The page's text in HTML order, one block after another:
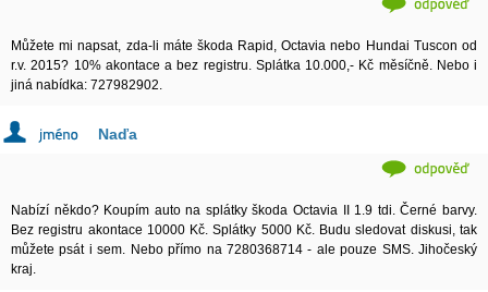
Můžete mi napsat, zda-li máte škoda Rapid, Octavia nebo Hundai Tuscon od
r.v. 2015? 10% akontace a bez registru. Splátka 10.000,- Kč měsíčně. Nebo i
jiná nabídka: 727982902.
Naďa
Nabízí někdo? Koupím auto na splátky škoda Octavia II 1.9 tdi. Černé barvy.
Bez registru akontace 10000 Kč. Splátky 5000 Kč. Budu sledovat diskusi, tak
můžete psát i sem. Nebo přímo na 7280368714 - ale pouze SMS. Jihočeský
kraj.